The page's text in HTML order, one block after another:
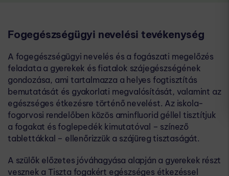
Fogegészségügyi nevelési tevékenység
A fogegészségügyi nevelés és a fogászati megelőzés
feladata a gyerekek és fiatalok szájegészségének
gondozása, ami tartalmazza a helyes fogtisztítás
bemutatását és gyakorlati megvalósítását, valamint az
egészséges étkezésre történő nevelést. Az iskola-
fogorvosi rendelőben közös aminfluorid géllel tisztítjuk
a fogakat és foglepedék kimutatóval – színező
tablettákkal – ellenőrizzük a szájüreg tisztaságát.
A szülők előzetes jóváhagyása alapján a gyerekek részt
vesznek a Tiszta fogakért egészséges étkezéssel